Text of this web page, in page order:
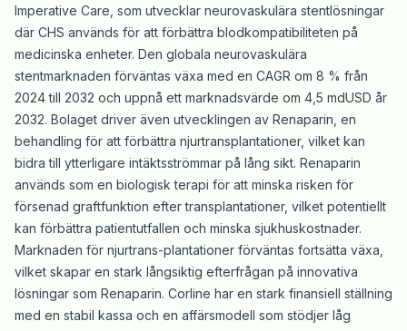
Imperative Care, som utvecklar neurovaskulära stentlösningar
där CHS används för att förbättra blodkompatibiliteten på
medicinska enheter. Den globala neurovaskulära
stentmarknaden förväntas växa med en CAGR om 8 % från
2024 till 2032 och uppnå ett marknadsvärde om 4,5 mdUSD år
2032. Bolaget driver även utvecklingen av Renaparin, en
behandling för att förbättra njurtransplantationer, vilket kan
bidra till ytterligare intäktsströmmar på lång sikt. Renaparin
används som en biologisk terapi för att minska risken för
försenad graftfunktion efter transplantationer, vilket potentiellt
kan förbättra patientutfallen och minska sjukhuskostnader.
Marknaden för njurtrans-plantationer förväntas fortsätta växa,
vilket skapar en stark långsiktig efterfrågan på innovativa
lösningar som Renaparin. Corline har en stark finansiell ställning
med en stabil kassa och en affärsmodell som stödjer låg